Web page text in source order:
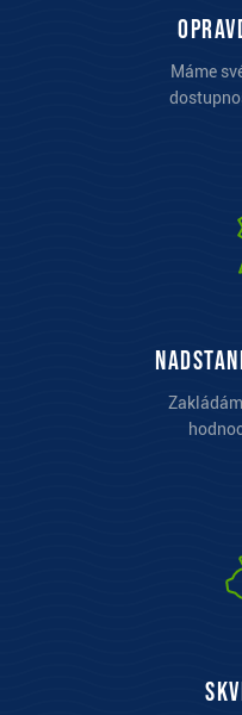
Máme